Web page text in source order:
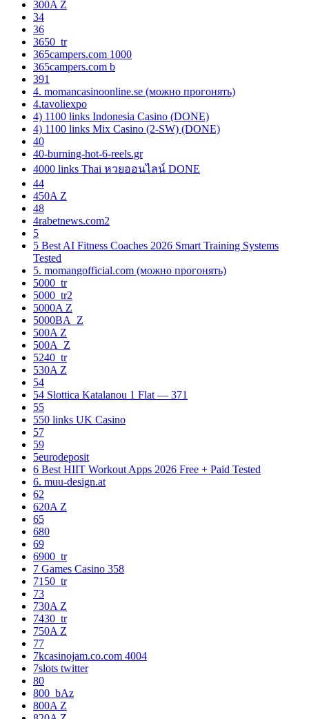
300A Z
34
36
3650_tr
365campers.com 1000
365campers.com b
391
4. momancasinoonline.se (можно прогонять)
4.tavoliexpo
4) 1100 links Indonesia Casino (DONE)
4) 1100 links Mix Casino (2-SW) (DONE)
40
40-burning-hot-6-reels.gr
4000 links Thai หวยออนไลน์ DONE
44
450A Z
48
4rabetnews.com2
5
5 Best AI Fitness Coaches 2026 Smart Training Systems
Tested
5. momangofficial.com (можно прогонять)
5000_tr
5000_tr2
5000A Z
5000BA_Z
500A Z
500A_Z
5240_tr
530A Z
54
54 Slottica Katalanou 1 Flat — 371
55
550 links UK Casino
57
59
5eurodeposit
6 Best HIIT Workout Apps 2026 Free + Paid Tested
6. muu-design.at
62
620A Z
65
680
69
6900_tr
7 Games Casino 358
7150_tr
73
730A Z
7430_tr
750A Z
77
7kcasinojam.co.com 4004
7slots twitter
80
800_bAz
800A Z